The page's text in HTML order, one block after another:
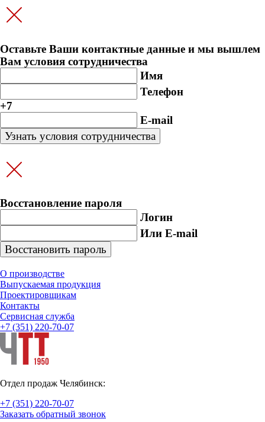
Оставьте Ваши контактные данные и мы вышлем
Вам условия сотрудничества
Имя
Телефон
+7
E-mail
Восстановление пароля
Логин
Или E-mail
О производстве
Выпускаемая продукция
Проектировщикам
Контакты
Cервисная служба
+7 (351) 220-70-07
Отдел продаж Челябинск:
+7 (351) 220-70-07
Заказать обратный звонок